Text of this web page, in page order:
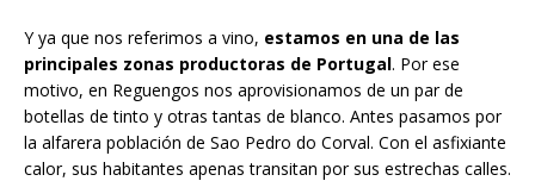
Y ya que nos referimos a vino, estamos en una de las
principales zonas productoras de Portugal. Por ese
motivo, en Reguengos nos aprovisionamos de un par de
botellas de tinto y otras tantas de blanco. Antes pasamos por
la alfarera población de Sao Pedro do Corval. Con el asfixiante
calor, sus habitantes apenas transitan por sus estrechas calles.